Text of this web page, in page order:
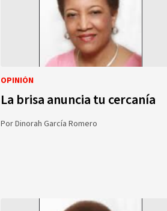
OPINIÓN
La brisa anuncia tu cercanía
PorDinorah García Romero